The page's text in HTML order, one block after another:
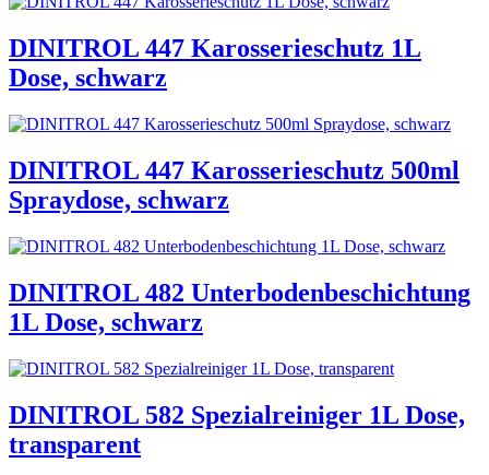
DINITROL 447 Karosserieschutz 1L
Dose, schwarz
DINITROL 447 Karosserieschutz 500ml
Spraydose, schwarz
DINITROL 482 Unterbodenbeschichtung
1L Dose, schwarz
DINITROL 582 Spezialreiniger 1L Dose,
transparent